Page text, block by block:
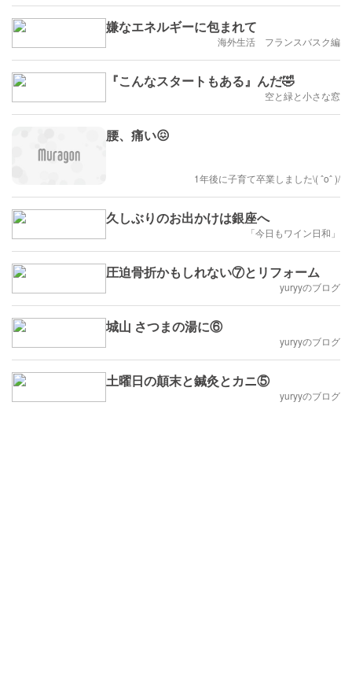
嫌なエネルギーに包まれて
海外生活 フランスバスク編
『こんなスタートもある』んだ🤣
空と緑と小さな窓
腰、痛い😖
1年後に子育て卒業しました\( ˆoˆ )/
久しぶりのお出かけは銀座へ
「今日もワイン日和」
圧迫骨折かもしれない⑦とリフォーム
yuryyのブログ
城山 さつまの湯に⑥
yuryyのブログ
土曜日の顛末と鍼灸とカニ⑤
yuryyのブログ